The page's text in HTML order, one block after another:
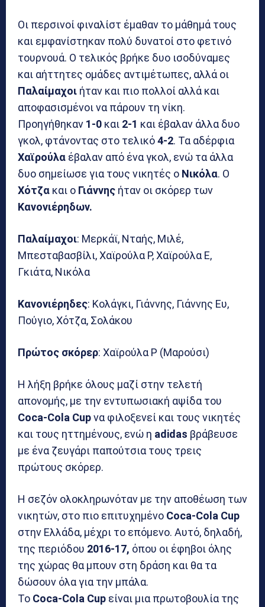
Οι περσινοί φιναλίστ έμαθαν το μάθημά τους
και εμφανίστηκαν πολύ δυνατοί στο φετινό
τουρνουά. Ο τελικός βρήκε δυο ισοδύναμες
και αήττητες ομάδες αντιμέτωπες, αλλά οι
Παλαίμαχοι ήταν και πιο πολλοί αλλά και
αποφασισμένοι να πάρουν τη νίκη.
Προηγήθηκαν 1-0 και 2-1 και έβαλαν άλλα δυο
γκολ, φτάνοντας στο τελικό4-2. Τα αδέρφια
Χαϊρούλα έβαλαν από ένα γκολ, ενώ τα άλλα
δυο σημείωσε για τους νικητές ο Νικόλα. Ο
Χότζα και ο Γιάννης ήταν οι σκόρερ των
Κανονιέρηδων.
Παλαίμαχοι: Μερκάϊ, Νταής, Μιλέ,
Μπεσταβασβίλι, Χαϊρούλα Ρ, Χαϊρούλα Ε,
Γκιάτα, Νικόλα
Κανονιέρηδες: Κολάγκι, Γιάννης, Γιάννης Ευ,
Πούγιο, Χότζα, Σολάκου
Πρώτος σκόρερ: Χαϊρούλα Ρ (Μαρούσι)
Η λήξη βρήκε όλους μαζί στην τελετή
απονομής, με την εντυπωσιακή αψίδα του
Coca-Cola Cupνα φιλοξενεί και τους νικητές
και τους ηττημένους, ενώ η adidas βράβευσε
με ένα ζευγάρι παπούτσια τους τρεις
πρώτους σκόρερ.
Η σεζόν ολοκληρωνόταν με την αποθέωση των
νικητών, στο πιο επιτυχημένο Coca-Cola Cup
στην Ελλάδα, μέχρι το επόμενο. Αυτό, δηλαδή,
της περιόδου 2016-17, όπου οι έφηβοι όλης
της χώρας θα μπουν στη δράση και θα τα
δώσουν όλα για την μπάλα.
Το Coca-Cola Cup είναι μια πρωτοβουλία της